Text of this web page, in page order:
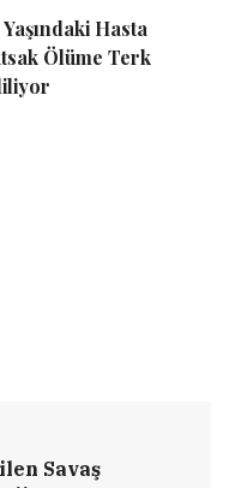
Yaşındaki Hasta
Ölüme Terk
Savaş